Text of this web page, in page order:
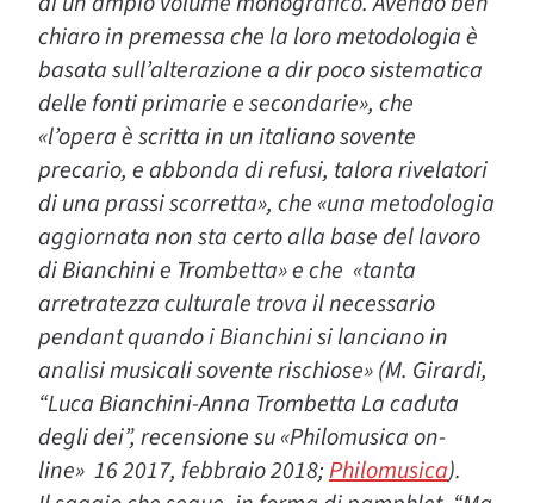
chiaro in premessa che la loro metodologia è
basata sull’alterazione a dir poco sistematica
delle fonti primarie e secondarie», che
«l’opera è scritta in un italiano sovente
precario, e abbonda di refusi, talora rivelatori
di una prassi scorretta», che «una metodologia
aggiornata non sta certo alla base del lavoro
di Bianchini e Trombetta» e che «tanta
arretratezza culturale trova il necessario
pendant quando i Bianchini si lanciano in
analisi musicali sovente rischiose» (M. Girardi,
“Luca Bianchini-Anna Trombetta La caduta
degli dei”, recensione su «Philomusica on-
line» 16 2017, febbraio 2018;Philomusica).